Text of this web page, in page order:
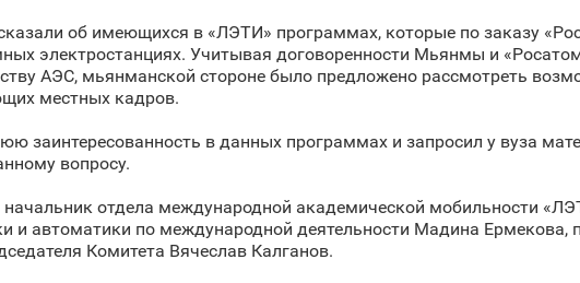
об имеющихся в «ЛЭТИ» программах, которые по заказу
электростанциях. Учитывая договоренности Мьянмы и
АЭС, мьянманской стороне было предложено рассмотреть
местных кадров.
заинтересованность в данных программах и запросил у вуза
вопросу.
начальник отдела международной академической мобильности
и автоматики по международной деятельности Мадина Ермекова,
Комитета Вячеслав Калганов.